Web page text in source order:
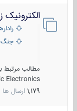
الکترونیک
جنگ
مطالب مرتبط با
Electronics
1,179 ارسال ها